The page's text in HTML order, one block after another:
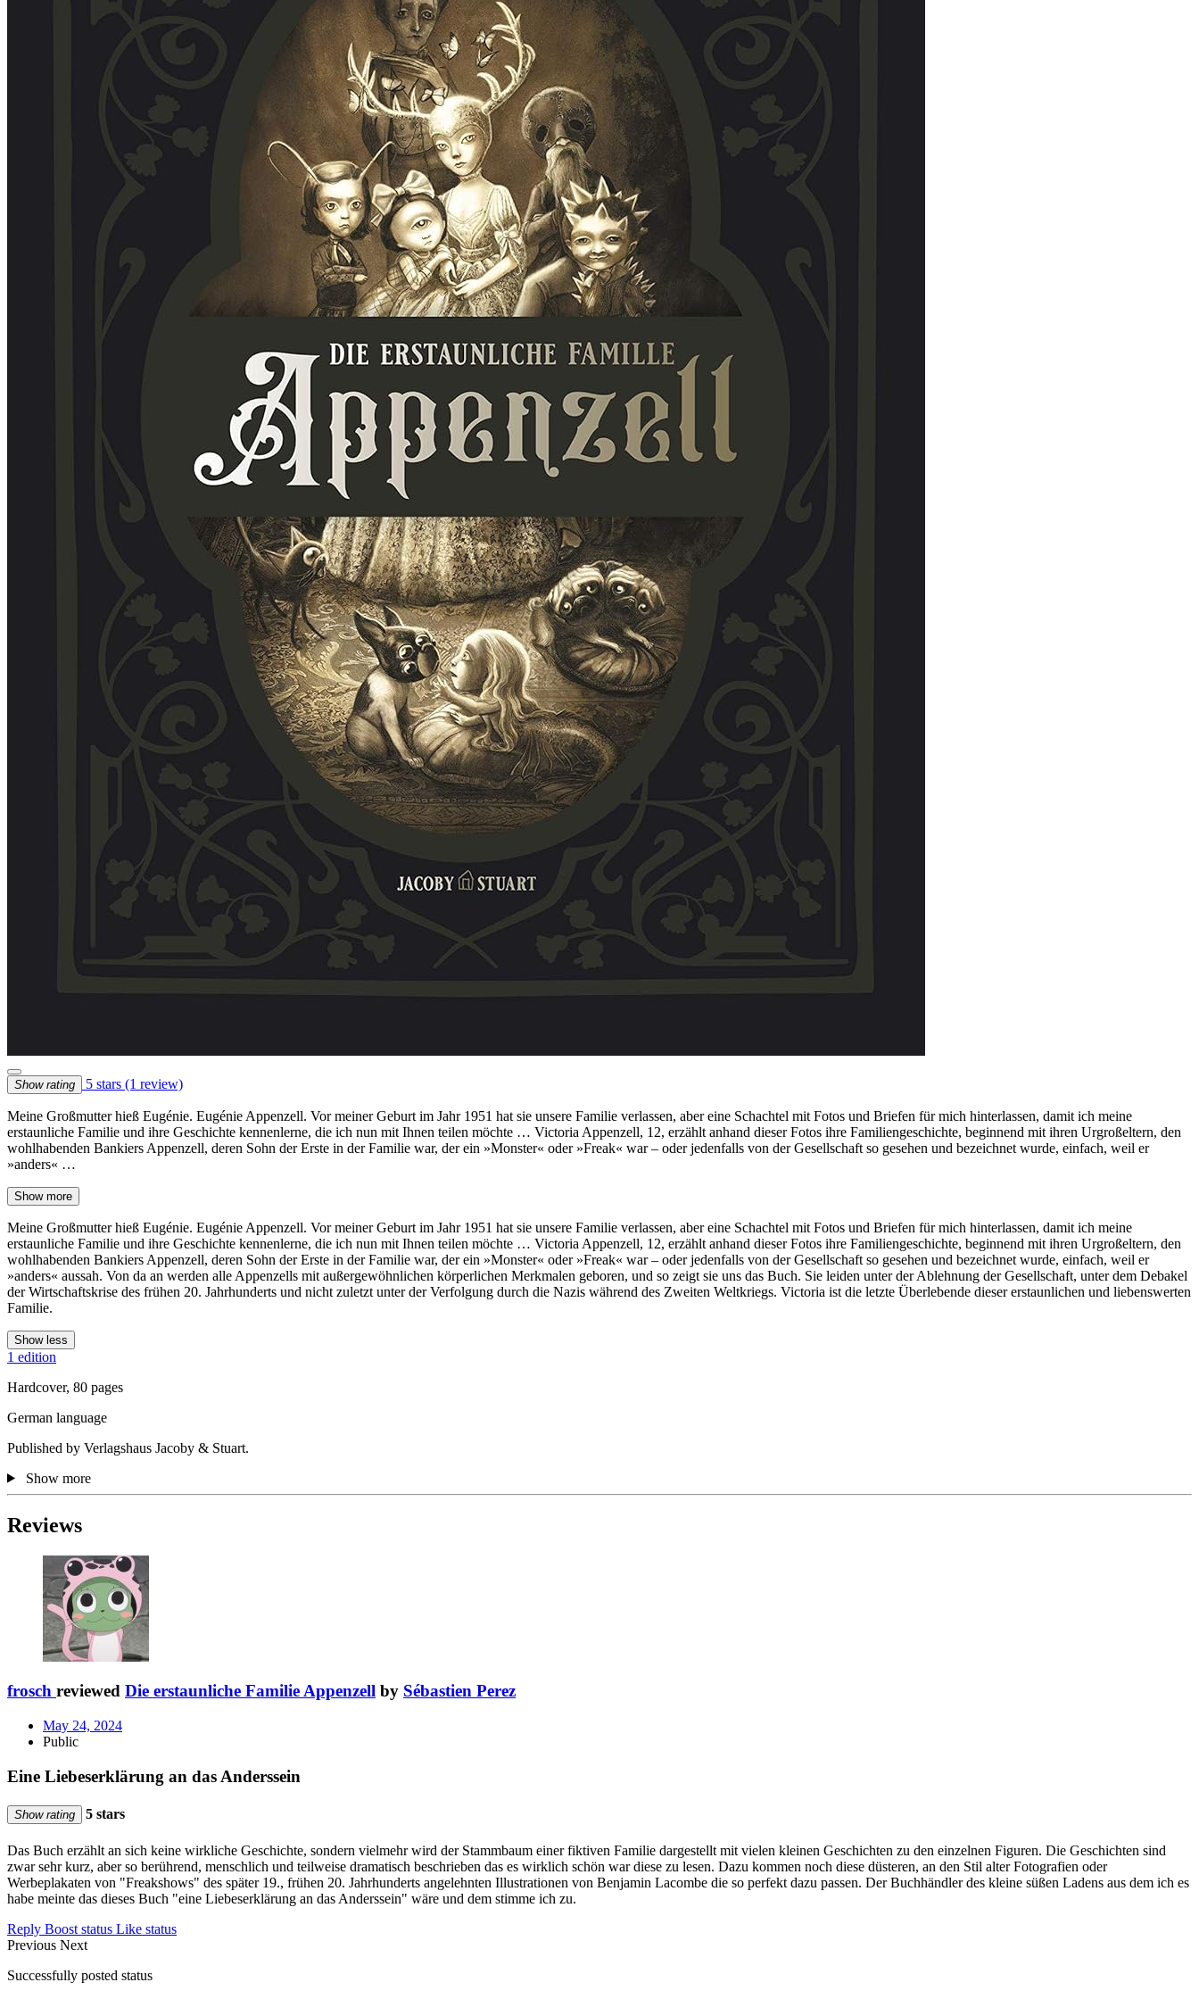
Show rating 5 stars (1 review)
Meine Großmutter hieß Eugénie. Eugénie Appenzell. Vor meiner Geburt im Jahr 1951 hat sie unsere Familie verlassen, aber eine Schachtel mit Fotos und Briefen für mich hinterlassen, damit ich meine
erstaunliche Familie und ihre Geschichte kennenlerne, die ich nun mit Ihnen teilen möchte … Victoria Appenzell, 12, erzählt anhand dieser Fotos ihre Familiengeschichte, beginnend mit ihren Urgroßeltern, den
wohlhabenden Bankiers Appenzell, deren Sohn der Erste in der Familie war, der ein »Monster« oder »Freak« war – oder jedenfalls von der Gesellschaft so gesehen und bezeichnet wurde, einfach, weil er
»anders« …
Show more
Meine Großmutter hieß Eugénie. Eugénie Appenzell. Vor meiner Geburt im Jahr 1951 hat sie unsere Familie verlassen, aber eine Schachtel mit Fotos und Briefen für mich hinterlassen, damit ich meine
erstaunliche Familie und ihre Geschichte kennenlerne, die ich nun mit Ihnen teilen möchte … Victoria Appenzell, 12, erzählt anhand dieser Fotos ihre Familiengeschichte, beginnend mit ihren Urgroßeltern, den
wohlhabenden Bankiers Appenzell, deren Sohn der Erste in der Familie war, der ein »Monster« oder »Freak« war – oder jedenfalls von der Gesellschaft so gesehen und bezeichnet wurde, einfach, weil er
»anders« aussah. Von da an werden alle Appenzells mit außergewöhnlichen körperlichen Merkmalen geboren, und so zeigt sie uns das Buch. Sie leiden unter der Ablehnung der Gesellschaft, unter dem Debakel
der Wirtschaftskrise des frühen 20. Jahrhunderts und nicht zuletzt unter der Verfolgung durch die Nazis während des Zweiten Weltkriegs. Victoria ist die letzte Überlebende dieser erstaunlichen und liebenswerten
Familie.
Show less
1 edition
Hardcover, 80 pages
German language
Published by Verlagshaus Jacoby & Stuart.
Show more
Reviews
frosch reviewed Die erstaunliche Familie Appenzell by Sébastien Perez
May 24, 2024
Public
Eine Liebeserklärung an das Anderssein
Show rating 5 stars
Das Buch erzählt an sich keine wirkliche Geschichte, sondern vielmehr wird der Stammbaum einer fiktiven Familie dargestellt mit vielen kleinen Geschichten zu den einzelnen Figuren. Die Geschichten sind
zwar sehr kurz, aber so berührend, menschlich und teilweise dramatisch beschrieben das es wirklich schön war diese zu lesen. Dazu kommen noch diese düsteren, an den Stil alter Fotografien oder
Werbeplakaten von "Freakshows" des später 19., frühen 20. Jahrhunderts angelehnten Illustrationen von Benjamin Lacombe die so perfekt dazu passen. Der Buchhändler des kleine süßen Ladens aus dem ich es
habe meinte das dieses Buch "eine Liebeserklärung an das Anderssein" wäre und dem stimme ich zu.
Reply Boost status Like status
Previous Next
Successfully posted status